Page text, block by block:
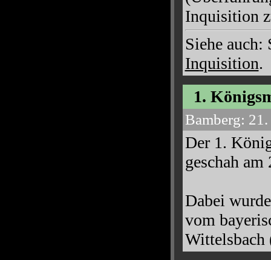
Inquisition
Siehe
Inquisition.
1.
Bamberg:
Der 1.
geschah
Dabei
vom
Wittelsbach